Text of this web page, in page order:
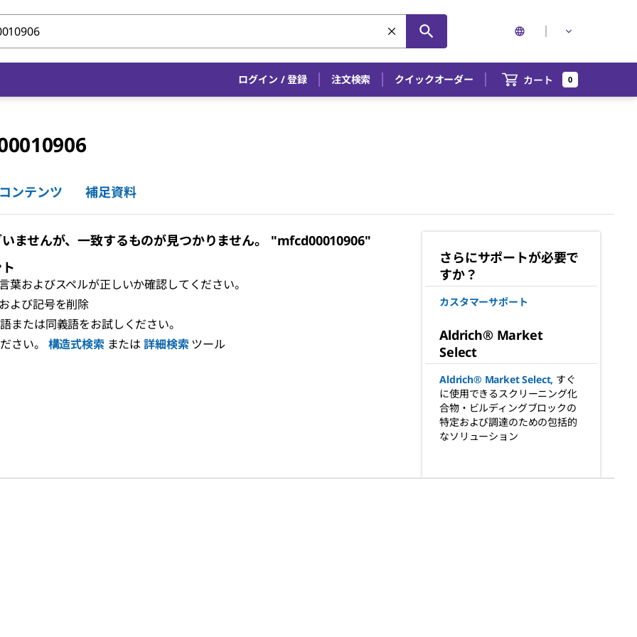
ログイン / 登録 注文検索 クイックオーダー カート 0
コンテンツ 補足資料
ませんが、一致するものが見つかりません。 "mfcd00010906"
葉およびスペルが正しいか確認してください。
よび記号を削除
または同義語をお試しください。
さい。
構造式検索 または 詳細検索 ツール
さらにサポートが必要で
すか？
カスタマーサポート
Aldrich® Market
Select
Aldrich® Market Select, すぐ
に使用できるスクリーニング化
合物・ビルディングブロックの
特定および調達のための包括的
なソリューション